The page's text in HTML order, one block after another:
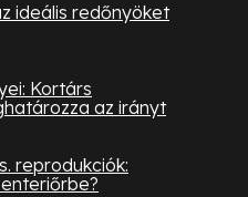
ideális redőnyöket
Kortárs
az irányt
reprodukciók: